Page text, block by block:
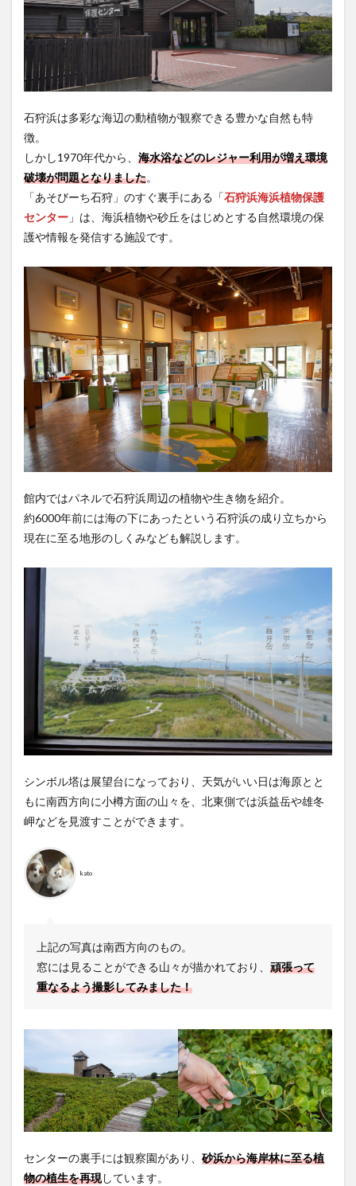
石狩浜は多彩な海辺の動植物が観察できる豊かな自然も特
徴。
しかし1970年代から、 海水浴などのレジャー利用が増え環境
破壊が問題となりました。
「あそびーち石狩」のすぐ裏手にある「石狩浜海浜植物保護
センター 」は、海浜植物や砂丘をはじめとする自然環境の保
護や情報を発信する施設です。
館内ではパネルで石狩浜周辺の植物や生き物を紹介。
約6000年前には海の下にあったという石狩浜の成り立ちから
現在に至る地形のしくみなども解説します。
シンボル塔は展望台になっており、天気がいい日は海原とと
もに南西方向に小樽方面の山々を、北東側では浜益岳や雄冬
岬などを見渡すことができます。
kato
上記の写真は南西方向のもの。
窓には見ることができる山々が描かれており、 頑張って
重なるよう撮影してみました！
センターの裏手には観察園があり、 砂浜から海岸林に至る植
物の植生を再現しています。